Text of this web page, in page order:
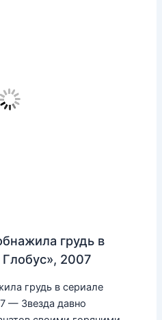
грудь в
2007
грудь в сериале
— Звезда давно